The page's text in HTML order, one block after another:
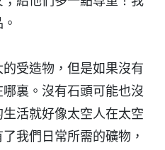
受造物，但是如果沒有
裏。沒有石頭可能也沒
活就好像太空人在太空
我們日常所需的礦物，